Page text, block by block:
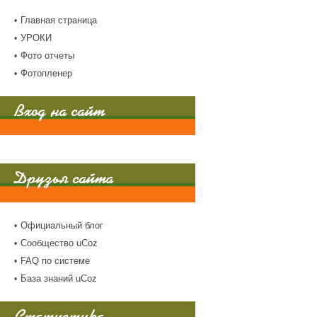
Главная страница
УРОКИ
Фото отчеты
Фотопленер
Вход на сайт
Друзья сайта
Официальный блог
Сообщество uCoz
FAQ по системе
База знаний uCoz